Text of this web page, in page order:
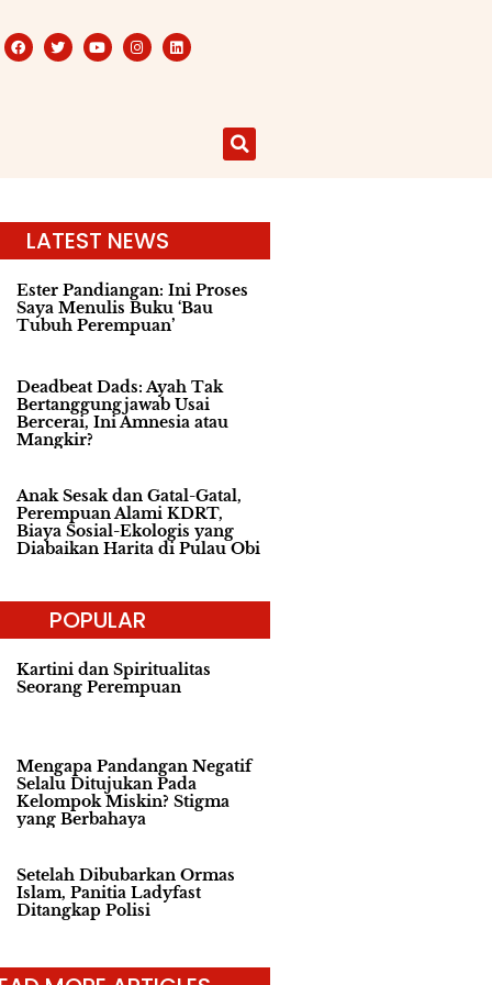
LATEST NEWS
Ester Pandiangan: Ini Proses
Saya Menulis Buku ‘Bau
Tubuh Perempuan’
Deadbeat Dads: Ayah Tak
Bertanggungjawab Usai
Bercerai, Ini Amnesia atau
Mangkir?
Anak Sesak dan Gatal-Gatal,
Perempuan Alami KDRT,
Biaya Sosial-Ekologis yang
Diabaikan Harita di Pulau Obi
POPULAR
Kartini dan Spiritualitas
Seorang Perempuan
Mengapa Pandangan Negatif
Selalu Ditujukan Pada
Kelompok Miskin? Stigma
yang Berbahaya
Setelah Dibubarkan Ormas
Islam, Panitia Ladyfast
Ditangkap Polisi